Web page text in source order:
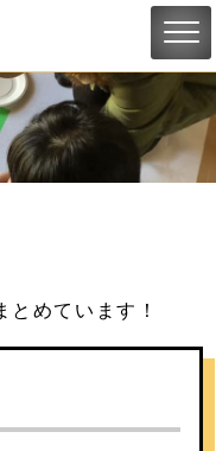
めています！